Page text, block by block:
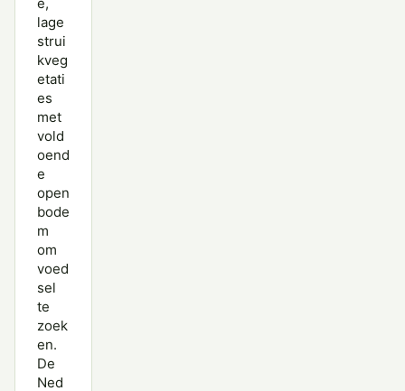
lage
strui
kveg
etati
es
met
vold
oend
e
open
bode
m
om
voed
sel
te
zoek
en.
De
Ned